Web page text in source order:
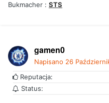
Bukmacher : STS
gamen0
Napisano 26
Reputacja:
Status: